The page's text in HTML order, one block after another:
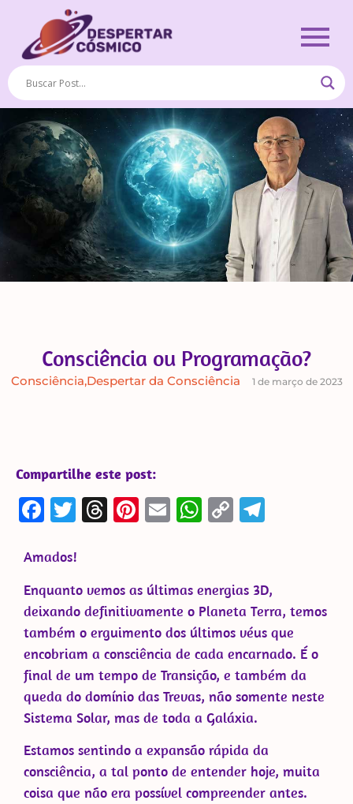
Consciência ou Programação?
Consciência,Despertar da Consciência 1 de março de 2023
Compartilhe este post:
Facebook
Twitter
Threads
Pinterest
EmailWhatsApp
Copy
Amados!
Enquanto vemos as últimas energias 3D,
deixando definitivamente o Planeta Terra, temos
também o erguimento dos últimos véus que
encobriam a consciência de cada encarnado. É o
final de um tempo de Transição, e também da
queda do domínio das Trevas, não somente neste
Sistema Solar, mas de toda a Galáxia.
Estamos sentindo a expansão rápida da
consciência, a tal ponto de entender hoje, muita
coisa que não era possível compreender antes.